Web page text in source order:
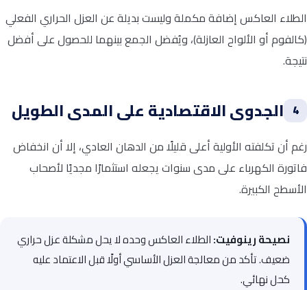
الطلاء العاكس إضافة مكملة وليست بديلة عن العزل الحراري الفعلي
(كالفوم أو الألواح العازلة)، ويُفضل الجمع بينهما للحصول على أفضل
نتيجة.
4 الجدوى الاقتصادية على المدى الطويل
رغم أن تكلفته الأولية أعلى قليلًا من الدهان العادي، إلا أن انخفاض
فاتورة الكهرباء على مدى سنوات يجعله استثمارًا مجديًا لأصحاب
الأسطح الكبيرة.
نصيحة رينوفيت:الطلاء العاكس وحده لا يحل مشكلة عزل حراري
ضعيف. تأكد من معالجة العزل الأساسي أولًا قبل الاعتماد عليه
كحل نهائي.